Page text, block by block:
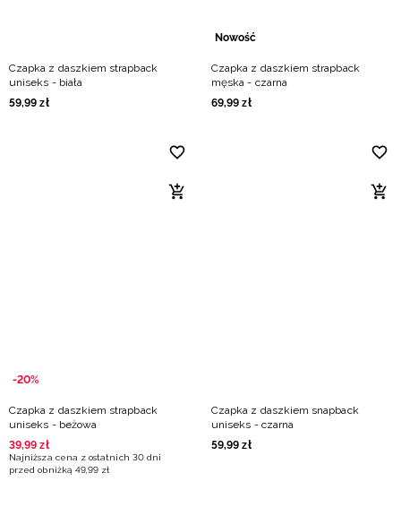
Czapka z daszkiem strapback
uniseks - biała
59,99 zł
Nowość
Czapka z daszkiem strapback
męska - czarna
69,99 zł
-20%
Czapka z daszkiem strapback
uniseks - beżowa
39,99 zł
Najniższa cena z ostatnich 30 dni
przed obniżką 49,99 zł
Czapka z daszkiem snapback
uniseks - czarna
59,99 zł